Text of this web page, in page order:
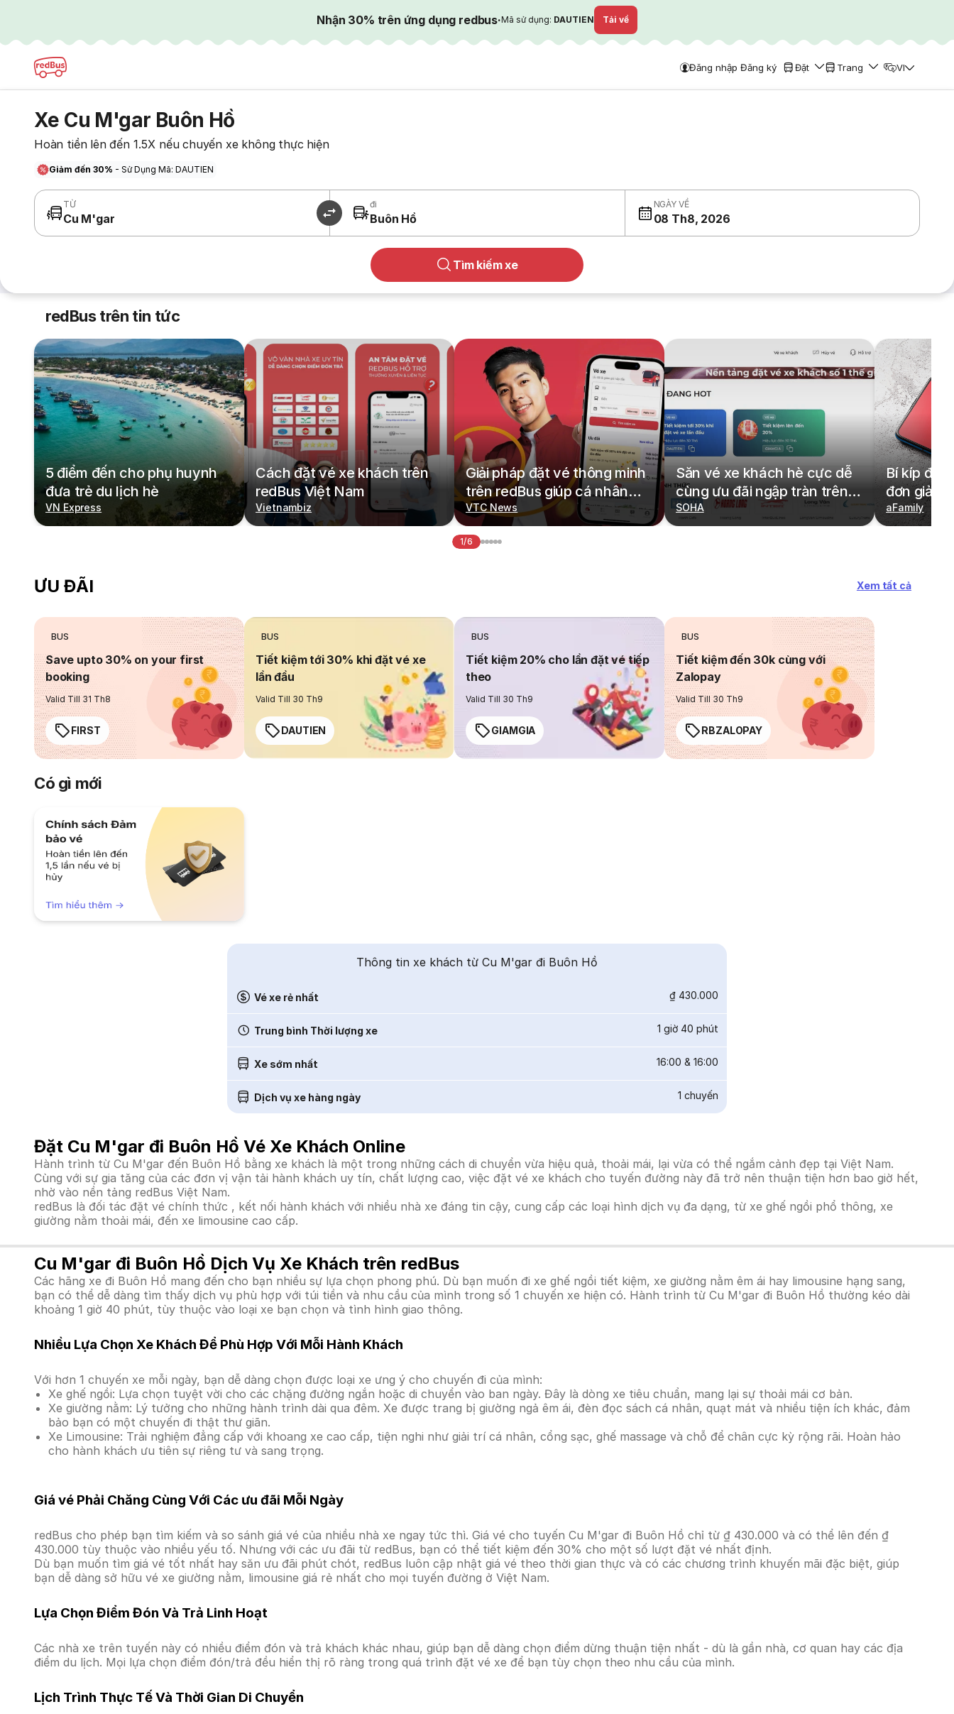
Nhận 30% trên ứng dụng redbus·Mã sử dụng: DAUTIEN Tải về
Đăng nhập Đăng ký Đặt Trang VI
Xe Cu M'gar Buôn Hồ
Hoàn tiền lên đến 1.5X nếu chuyến xe không thực hiện
Giảm đến 30% - Sử Dụng Mã: DAUTIEN
TỪ
Cu M'gar
đi
Buôn Hồ
NGÀY VỀ
08 Th8, 2026
Tìm kiếm xe
redBus trên tin tức
5 điểm đến cho phụ huynh
đưa trẻ du lịch hè
VN Express
Cách đặt vé xe khách trên
redBus Việt Nam
Vietnambiz
Giải pháp đặt vé thông minh
trên redBus giúp cá nhân
hoá hành trình di chuyển
VTC News
Săn vé xe khách hè cực dễ
cùng ưu đãi ngập tràn trên
redBus
SOHA
Bí kíp đặt
đơn giản,
cả gia
aFamily
1/6
ƯU ĐÃI Xem tất cả
BUS
Save upto 30% on your first
booking
Valid Till 31 Th8
FIRST
BUS
Tiết kiệm tới 30% khi đặt vé xe
lần đầu
Valid Till 30 Th9
DAUTIEN
BUS
Tiết kiệm 20% cho lần đặt vé tiếp
theo
Valid Till 30 Th9
GIAMGIA
BUS
Tiết kiệm đến 30k cùng với
Zalopay
Valid Till 30 Th9
RBZALOPAY
Có gì mới
Thông tin xe khách từ Cu M'gar đi Buôn Hồ
Vé xe rẻ nhất ₫ 430.000
Trung bình Thời lượng xe 1 giờ 40 phút
Xe sớm nhất 16:00 & 16:00
Dịch vụ xe hàng ngày 1 chuyến
Đặt Cu M'gar đi Buôn Hồ Vé Xe Khách Online
Hành trình từ Cu M'gar đến Buôn Hồ bằng xe khách là một trong những cách di chuyển vừa hiệu quả, thoải mái, lại vừa có thể ngắm cảnh đẹp tại Việt Nam.
Cùng với sự gia tăng của các đơn vị vận tải hành khách uy tín, chất lượng cao, việc đặt vé xe khách cho tuyến đường này đã trở nên thuận tiện hơn bao giờ hết,
nhờ vào nền tảng redBus Việt Nam.
redBus là đối tác đặt vé chính thức , kết nối hành khách với nhiều nhà xe đáng tin cậy, cung cấp các loại hình dịch vụ đa dạng, từ xe ghế ngồi phổ thông, xe
giường nằm thoải mái, đến xe limousine cao cấp.
Cu M'gar đi Buôn Hồ Dịch Vụ Xe Khách trên redBus
Các hãng xe đi Buôn Hồ mang đến cho bạn nhiều sự lựa chọn phong phú. Dù bạn muốn đi xe ghế ngồi tiết kiệm, xe giường nằm êm ái hay limousine hạng sang,
bạn có thể dễ dàng tìm thấy dịch vụ phù hợp với túi tiền và nhu cầu của mình trong số 1 chuyến xe hiện có. Hành trình từ Cu M'gar đi Buôn Hồ thường kéo dài
khoảng 1 giờ 40 phút, tùy thuộc vào loại xe bạn chọn và tình hình giao thông.
Nhiều Lựa Chọn Xe Khách Để Phù Hợp Với Mỗi Hành Khách
Với hơn 1 chuyến xe mỗi ngày, bạn dễ dàng chọn được loại xe ưng ý cho chuyến đi của mình:
Xe ghế ngồi: Lựa chọn tuyệt vời cho các chặng đường ngắn hoặc di chuyển vào ban ngày. Đây là dòng xe tiêu chuẩn, mang lại sự thoải mái cơ bản.
Xe giường nằm: Lý tưởng cho những hành trình dài qua đêm. Xe được trang bị giường ngả êm ái, đèn đọc sách cá nhân, quạt mát và nhiều tiện ích khác, đảm
bảo bạn có một chuyến đi thật thư giãn.
Xe Limousine: Trải nghiệm đẳng cấp với khoang xe cao cấp, tiện nghi như giải trí cá nhân, cổng sạc, ghế massage và chỗ để chân cực kỳ rộng rãi. Hoàn hảo
cho hành khách ưu tiên sự riêng tư và sang trọng.
Giá vé Phải Chăng Cùng Với Các ưu đãi Mỗi Ngày
redBus cho phép bạn tìm kiếm và so sánh giá vé của nhiều nhà xe ngay tức thì. Giá vé cho tuyến Cu M'gar đi Buôn Hồ chỉ từ ₫ 430.000 và có thể lên đến ₫
430.000 tùy thuộc vào nhiều yếu tố. Nhưng với các ưu đãi từ redBus, bạn có thể tiết kiệm đến 30% cho một số lượt đặt vé nhất định.
Dù bạn muốn tìm giá vé tốt nhất hay săn ưu đãi phút chót, redBus luôn cập nhật giá vé theo thời gian thực và có các chương trình khuyến mãi đặc biệt, giúp
bạn dễ dàng sở hữu vé xe giường nằm, limousine giá rẻ nhất cho mọi tuyến đường ở Việt Nam.
Lựa Chọn Điểm Đón Và Trả Linh Hoạt
Các nhà xe trên tuyến này có nhiều điểm đón và trả khách khác nhau, giúp bạn dễ dàng chọn điểm dừng thuận tiện nhất - dù là gần nhà, cơ quan hay các địa
điểm du lịch. Mọi lựa chọn điểm đón/trả đều hiển thị rõ ràng trong quá trình đặt vé xe để bạn tùy chọn theo nhu cầu của mình.
Lịch Trình Thực Tế Và Thời Gian Di Chuyển